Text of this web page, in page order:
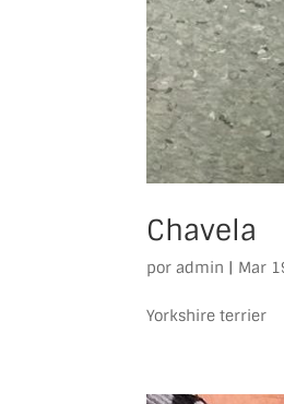
Chavela
poradmin | Mar
Yorkshire terrier